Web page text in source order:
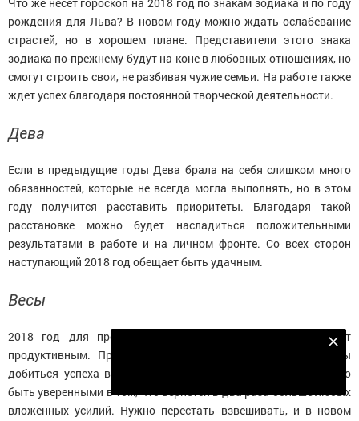
рождения для Льва? В новом году можно ждать ослабевание
страстей, но в хорошем плане. Представители этого знака
зодиака по-прежнему будут на коне в любовных отношениях, но
смогут строить свои, не разбивая чужие семьи. На работе также
ждет успех благодаря постоянной творческой деятельности.
Дева
Если в предыдущие годы Дева брала на себя слишком много
обязанностей, которые не всегда могла выполнять, но в этом
году получится расставить приоритеты. Благодаря такой
расстановке можно будет насладиться положительными
результатами в работе и на личном фронте. Со всех сторон
наступающий 2018 год обещает быть удачным.
Весы
2018 год для представителей этого знака зодиака будет
продуктивным. Правда, придется много поработать, чтобы
добиться успеха в любой жизненной сфере. Но точно можно
быть уверенными в том, что вернется в два раза больше любых
вложенных усилий. Нужно перестать взвешивать, и в новом